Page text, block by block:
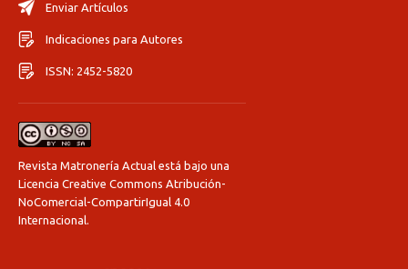
Enviar Artículos
Indicaciones para Autores
ISSN: 2452-5820
Revista Matronería Actual está bajo una
Licencia Creative Commons Atribución-
NoComercial-CompartirIgual 4.0
Internacional.